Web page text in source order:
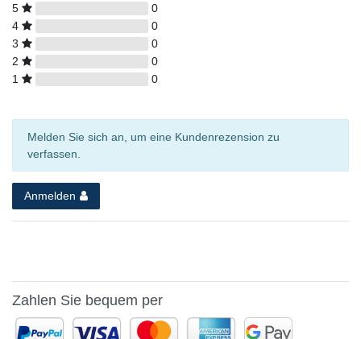
5
0
4
0
3
0
2
0
1
0
Melden Sie sich an, um eine Kundenrezension zu
verfassen.
Anmelden
Zahlen Sie bequem per